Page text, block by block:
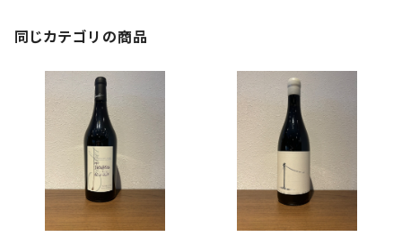
同じカテゴリの商品